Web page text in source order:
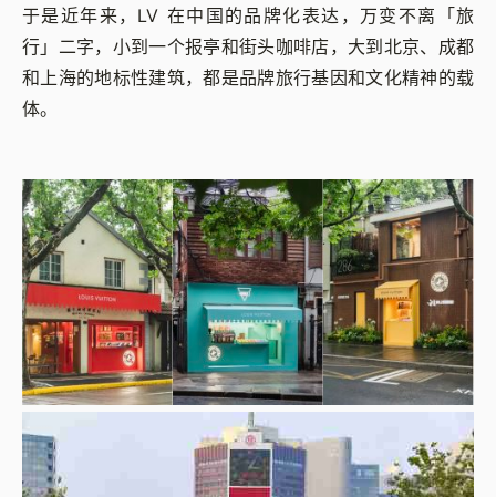
于是近年来，LV 在中国的品牌化表达，万变不离「旅
行」二字，小到一个报亭和街头咖啡店，大到北京、成都
和上海的地标性建筑，都是品牌旅行基因和文化精神的载
体。